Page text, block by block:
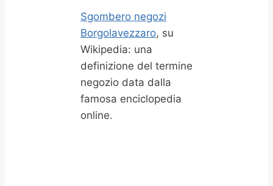
Sgombero negozi
Borgolavezzaro, su
Wikipedia: una
definizione del termine
negozio data dalla
famosa enciclopedia
online.